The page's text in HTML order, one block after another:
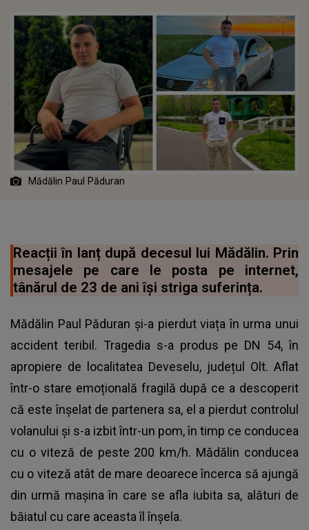
Mădălin Paul Păduran
Reacții în lanț după decesul lui Mădălin. Prin
mesajele pe care le posta pe internet,
tânărul de 23 de ani își striga suferința.
Mădălin Paul Păduran și-a pierdut viața în urma unui
accident teribil. Tragedia s-a produs pe DN 54, în
apropiere de localitatea Deveselu, județul Olt. Aflat
într-o stare emoțională fragilă după ce a descoperit
că este înșelat de partenera sa, el a pierdut controlul
volanului și s-a izbit într-un pom, în timp ce conducea
cu o viteză de peste 200 km/h. Mădălin conducea
cu o viteză atât de mare deoarece încerca să ajungă
din urmă mașina în care se afla iubita sa, alături de
băiatul cu care aceasta îl înșela.